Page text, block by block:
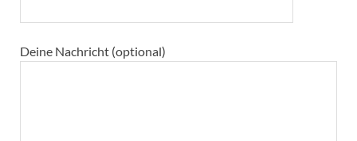
Deine Nachricht (optional)